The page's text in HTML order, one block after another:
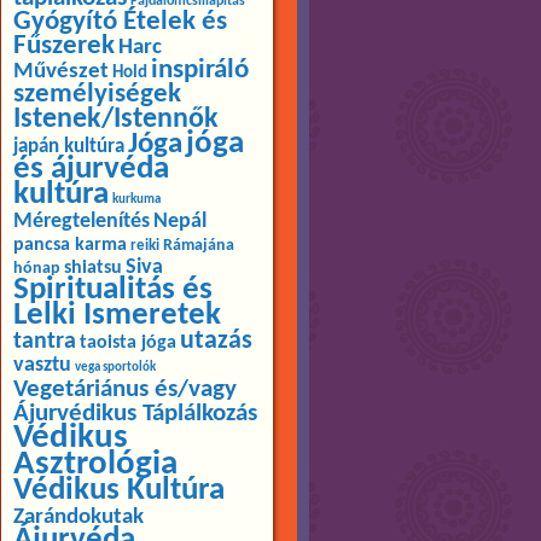
Gyógyító Ételek és
Fűszerek Harc
Művészet Hold inspiráló
személyiségek
Istenek/Istennők
japán kultúraJóga jóga
és ájurvéda
kultúra kurkuma
Méregtelenítés Nepál
pancsa karma reiki Rámajána
hónap shiatsu Siva
Spiritualitás és
Lelki Ismeretek
tantra taoista jóga utazás
vasztu vega sportolók
Vegetáriánus és/vagy
Ájurvédikus Táplálkozás
Védikus
Asztrológia
Védikus Kultúra
Zarándokutak